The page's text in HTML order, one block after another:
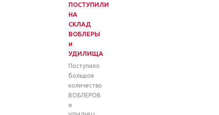
ПОСТУПИЛИ
НА
СКЛАД
ВОБЛЕРЫ
и
УДИЛИЩА
Поступило
большое
количество
ВОБЛЕРОВ
и